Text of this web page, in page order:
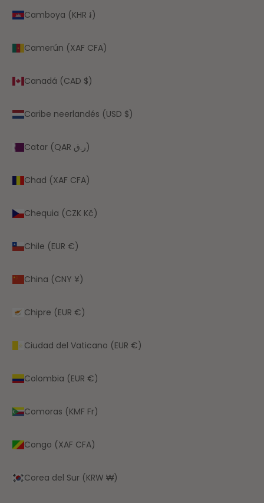
Camboya (KHR ៛)
Camerún (XAF CFA)
Canadá (CAD $)
Caribe neerlandés (USD $)
Catar (QAR ر.ق)
Chad (XAF CFA)
Chequia (CZK Kč)
Chile (EUR €)
China (CNY ¥)
Chipre (EUR €)
Ciudad del Vaticano (EUR €)
Colombia (EUR €)
Comoras (KMF Fr)
Congo (XAF CFA)
Corea del Sur (KRW ₩)